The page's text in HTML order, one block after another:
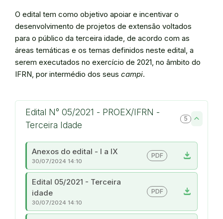
O edital tem como objetivo apoiar e incentivar o
desenvolvimento de projetos de extensão voltados
para o público da terceira idade, de acordo com as
áreas temáticas e os temas definidos neste edital, a
serem executados no exercício de 2021, no âmbito do
IFRN, por intermédio dos seus campi.
Edital N° 05/2021 - PROEX/IFRN -
Terceira Idade
5
Anexos do edital - I a IX download
PDF
30/07/2024 14:10
Edital 05/2021 - Terceira
idade
download
PDF
30/07/2024 14:10